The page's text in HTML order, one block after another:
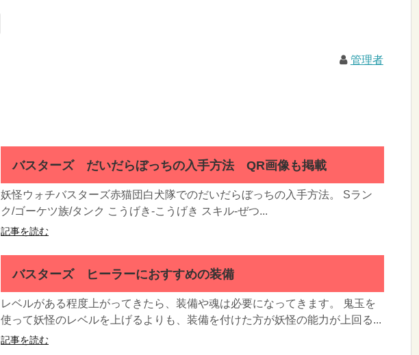
管理者
バスターズ だいだらぼっちの入手方法 QR画像も掲載
妖怪ウォチバスターズ赤猫団白犬隊でのだいだらぼっちの入手方法。 Sラン
ク/ゴーケツ族/タンク こうげき-こうげき スキル-ぜつ...
記事を読む
バスターズ ヒーラーにおすすめの装備
レベルがある程度上がってきたら、装備や魂は必要になってきます。 鬼玉を
使って妖怪のレベルを上げるよりも、装備を付けた方が妖怪の能力が上回る...
記事を読む